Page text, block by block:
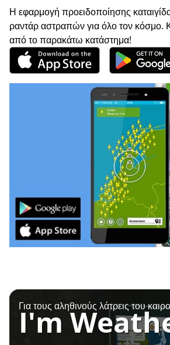
Η εφαρμογή προειδοποίησης
ραντάρ αστραπών για όλο τον κόσμο.
από το παρακάτω κατάστημα!
Για τους αληθινούς λάτρεις του
I'm